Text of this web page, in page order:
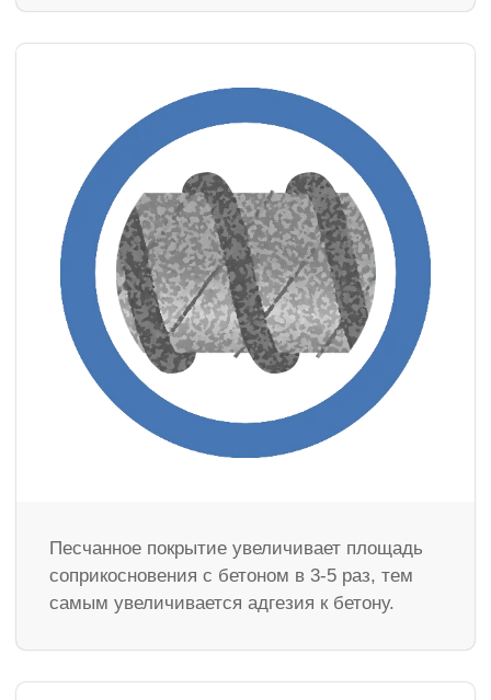
Песчанное покрытие увеличивает площадь
соприкосновения с бетоном в 3-5 раз, тем
самым увеличивается адгезия к бетону.